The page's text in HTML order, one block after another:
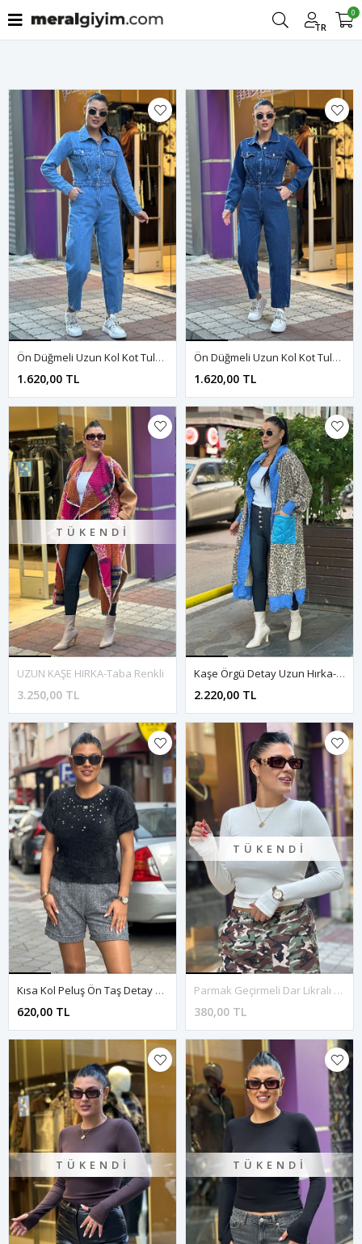
TR
0
Filtrele
Ön Düğmeli Uzun Kol Kot Tulum-Açık Mavi
1.620,00 TL
Ön Düğmeli Uzun Kol Kot Tulum-Mavi
1.620,00 TL
TÜKENDI
UZUN KAŞE HIRKA-Taba Renkli
3.250,00 TL
Kaşe Örgü Detay Uzun Hırka-Kahve Desenli
2.220,00 TL
Kısa Kol Peluş Ön Taş Detay Kazak-Siyah
620,00 TL
TÜKENDI
Parmak Geçirmeli Dar Likralı Bluz-Beyaz
380,00 TL
TÜKENDI TÜKENDI